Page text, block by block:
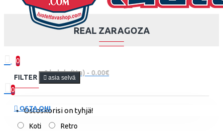
0
0 kohde(tta) - 0.00€
0
Ostoskorisi on tyhjä!
REAL ZARAGOZA
FILTER asia selvä
OSTA OHI
Koti Retro